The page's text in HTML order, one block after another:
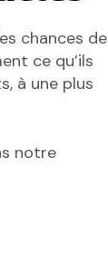
chances de
ce qu’ils
à une plus
notre